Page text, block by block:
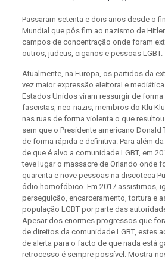
Passaram setenta e dois anos desde o
Mundial que pôs fim ao nazismo de
campos de concentração onde foram
outros, judeus, ciganos e pessoas LGBT.
Atualmente, na Europa, os partidos da
vez maior expressão eleitoral e
Estados Unidos viram ressurgir de
fascistas, neo-nazis, membros do Klu
nas ruas de forma violenta o que
sem que o Presidente americano
de forma rápida e definitiva. Para além
de que é alvo a comunidade LGBT, em
teve lugar o massacre de Orlando onde
quarenta e nove pessoas na discoteca
ódio homofóbico. Em 2017 assistimos,
perseguição, encarceramento, tortura e
população LGBT por parte das
Apesar dos enormes progressos que
de direitos da comunidade LGBT, estes
de alerta para o facto de que nada está
retrocesso é sempre possível. Mostra-